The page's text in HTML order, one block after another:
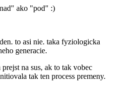
ako "pod" :)
to asi nie. taka fyziologicka
generacie.
na sus, ak to tak vobec
tak ten process premeny.